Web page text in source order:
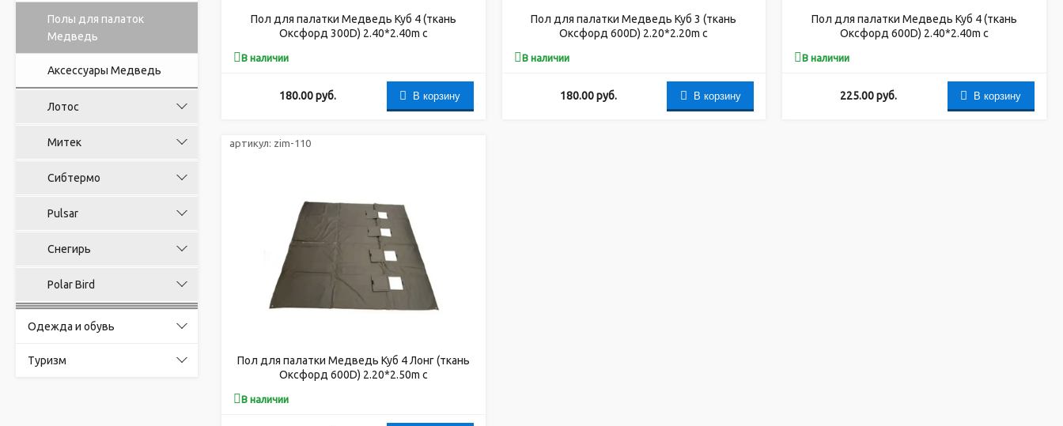
Полы для палаток
Медведь
Аксессуары Медведь
Лотос
Митек
Сибтермо
Pulsar
Снегирь
Polar Bird
Одежда и обувь
Туризм
Пол для палатки Медведь Куб 4 (ткань
Оксфорд 300D) 2.40*2.40m с
В наличии
180.00руб. В корзину
Пол для палатки Медведь Куб 3 (ткань
Оксфорд 600D) 2.20*2.20m с
В наличии
180.00руб. В корзину
Пол для палатки Медведь Куб 4 (ткань
Оксфорд 600D) 2.40*2.40m с
В наличии
225.00руб. В корзину
артикул: zim-110
Пол для палатки Медведь Куб 4 Лонг (ткань
Оксфорд 600D) 2.20*2.50m с
В наличии